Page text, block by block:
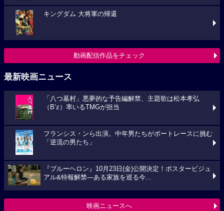
キングダム 大将軍の帰還
動画配信作品をチェック
最新映画ニュース
「八つ墓村」悪夢的な予告編解禁、主題歌は松本孝弘
（B’z）率いるTMGが担当
フランシス・ンら出演。中年男たちがボートレースに挑む
「逆流の男たち」
『ブルーヘロン』10月23日(金)公開決定！ポスタービジュ
アル&特報解禁―ある家族を巡る今...
映画ニュースへ